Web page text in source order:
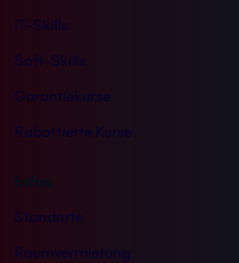
IT-Skills
Soft-Skills
Garantiekurse
Rabattierte Kurse
Infos
Standorte
Raumvermietung